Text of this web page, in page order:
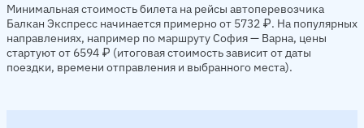
Минимальная стоимость билета на рейсы автоперевозчика
Балкан Экспресс начинается примерно от 5732 ₽. На популярных
направлениях, например по маршруту София — Варна, цены
стартуют от 6594 ₽ (итоговая стоимость зависит от даты
поездки, времени отправления и выбранного места).